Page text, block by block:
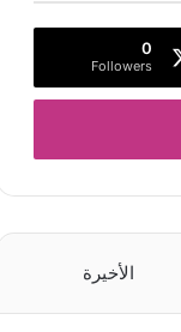
0
Followers
الأخيرة